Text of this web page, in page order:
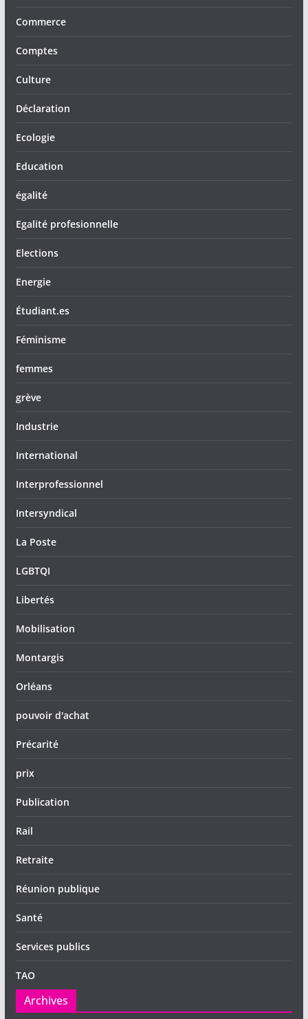
Commerce
Comptes
Culture
Déclaration
Ecologie
Education
égalité
Egalité profesionnelle
Elections
Energie
Étudiant.es
Féminisme
femmes
grève
Industrie
International
Interprofessionnel
Intersyndical
La Poste
LGBTQI
Libertés
Mobilisation
Montargis
Orléans
pouvoir d'achat
Précarité
prix
Publication
Rail
Retraite
Réunion publique
Santé
Services publics
TAO
Archives